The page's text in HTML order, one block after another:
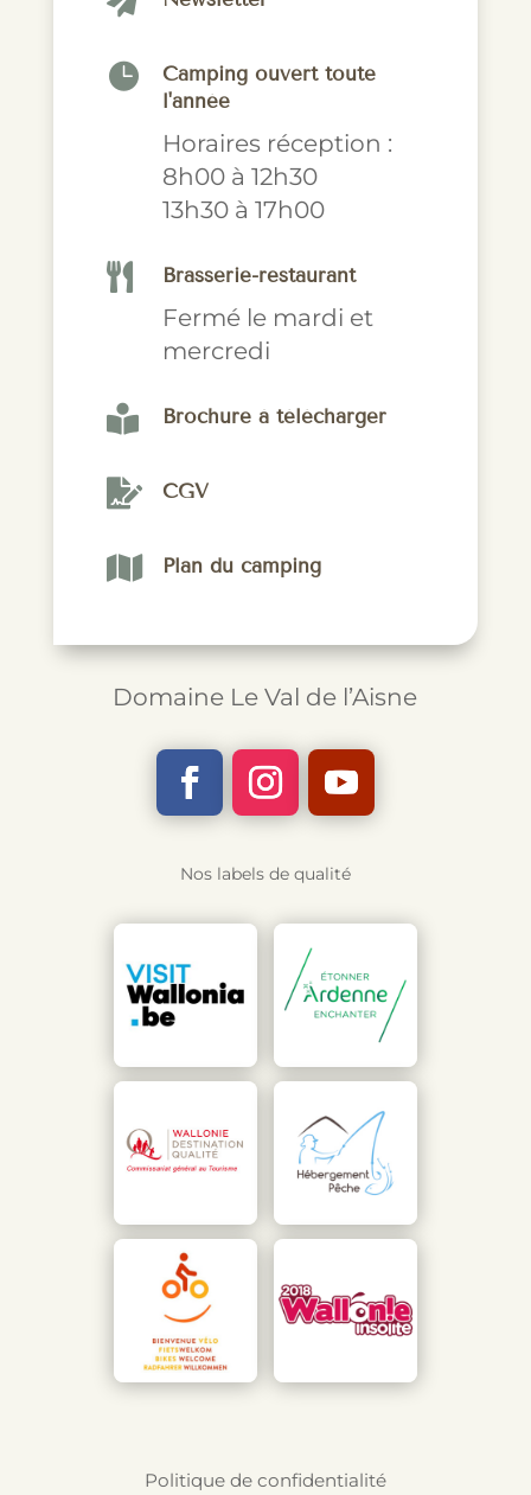

Camping ouvert toute
l'année
Horaires réception :
8h00 à 12h30
13h30 à 17h00
 Brasserie-restaurant
Fermé le mardi et
mercredi
 Brochure à télécharger
 CGV
 Plan du camping
Domaine Le Val de l’Aisne
Nos labels de qualité
Politique de confidentialité